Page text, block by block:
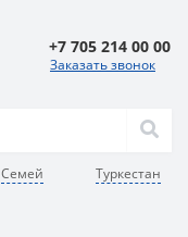
Семей Туркестан
+7 705 214 00 00
Заказать звонок